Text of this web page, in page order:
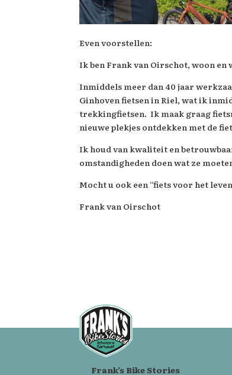
Even voorstellen:
Ik ben Frank van Oirschot, woon
Inmiddels meer dan 40 jaar
Ginhoven fietsen in Riel, wat ik
trekkingfietsen. Ik maak graag
nieuwe plekjes ontdekken met de
Ik houd van kwaliteit en
omstandigheden doen wat ze
Mocht u ook een “fiets voor het
Frank van Oirschot
Frank’s Bike Stories